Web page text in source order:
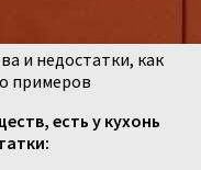
есть у кухонь